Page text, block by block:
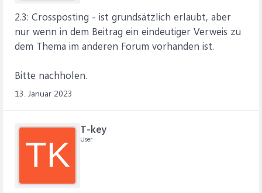
2.3: Crossposting - ist grundsätzlich erlaubt, aber
nur wenn in dem Beitrag ein eindeutiger Verweis zu
dem Thema im anderen Forum vorhanden ist.
Bitte nachholen.
13. Januar 2023
TK
T-key
User